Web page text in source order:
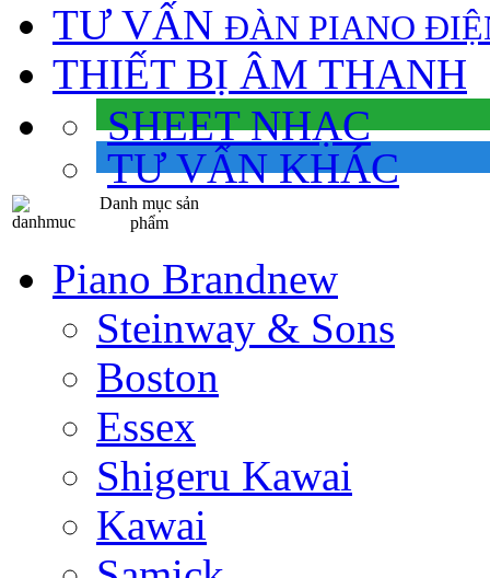
TƯ VẤN ÐÀN PIANO
THIẾT BỊ ÂM THANH
SHEET NHẠC
TƯ VẤN KHÁC
Danh mục sản
phẩm
Piano Brandnew
Steinway & Sons
Boston
Essex
Shigeru Kawai
Kawai